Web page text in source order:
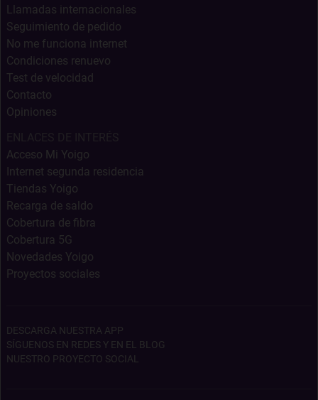
Llamadas internacionales
Seguimiento de pedido
No me funciona internet
Condiciones renuevo
Test de velocidad
Contacto
Opiniones
Acceso Mi Yoigo
Internet segunda residencia
Tiendas Yoigo
Recarga de saldo
Cobertura de fibra
Cobertura 5G
Novedades Yoigo
Proyectos sociales
DESCARGA NUESTRA APP
SÍGUENOS EN REDES Y EN EL BLOG
NUESTRO PROYECTO SOCIAL